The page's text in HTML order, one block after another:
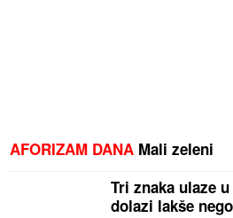
AFORIZAM DANA Mali zeleni
Tri znaka ulaze
dolazi lakše